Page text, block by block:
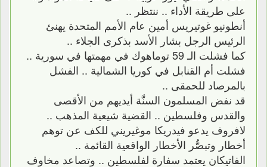
على طريقة الأداء .. ننتظر ..
أنطونيو غوتيريس أمين عام الأمم المتحدة يهنئ
الرئيس الرجل بشار الأسد بذكرى الجلاء ..
كما فشلت الـ 59 توماهوك في مهمتها في سورية ..
فشلت أم القنابل في كوريا الشمالية .. الفشل
بالمرصاد للحمقى ..
قد نفض المسلمون السنَّة أيديهم من الأقصى
والقدس وفلسطين .. القضية شيعية المذهب ..
لافروف يدعو فيدريكا موغيريني للكف عن توهم
أخطار وتبصُّر الأخطار الواقعية القائمة ..
الفاتيكان يعتمد سفارة لفلسطين .. وتصاعد مخاوف